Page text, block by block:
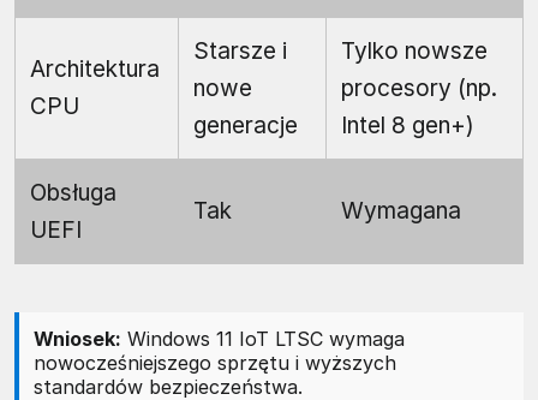
Architektura
CPU
Starsze i
nowe
generacje
Tylko nowsze
procesory (np.
Intel 8 gen+)
Obsługa
UEFI
Tak Wymagana
Wniosek: Windows 11 IoT LTSC wymaga
nowocześniejszego sprzętu i wyższych
standardów bezpieczeństwa.